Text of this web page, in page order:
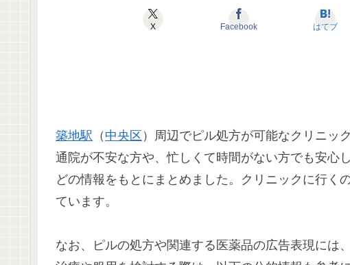
X Facebook はてブ
築地駅 （ 中央区 ）周辺でピル処方が可能なクリニッ
通院が不安な方や、忙しくて時間がない方でも安心
どの情報をもとにまとめました。クリニックに行く
ています。
なお、ピルの処方や関連する医薬品の広告表現には